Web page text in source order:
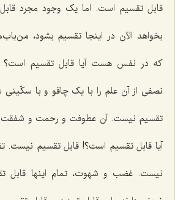
قابل تقسیم است. اما یک وجود مجرد
بخواهد الآن در اینجا تقسیم بشود،
که در نفس هست آیا قابل تقسیم
نصفى از آن علم را با یک چاقو و با سکّینى
تقسیم نیست. آن عطوفت و رحمت و
آیا قابل تقسیم است؟! قابل تقسیم نیست.
نیست. غضب و شهوت، تمام اینها قابل